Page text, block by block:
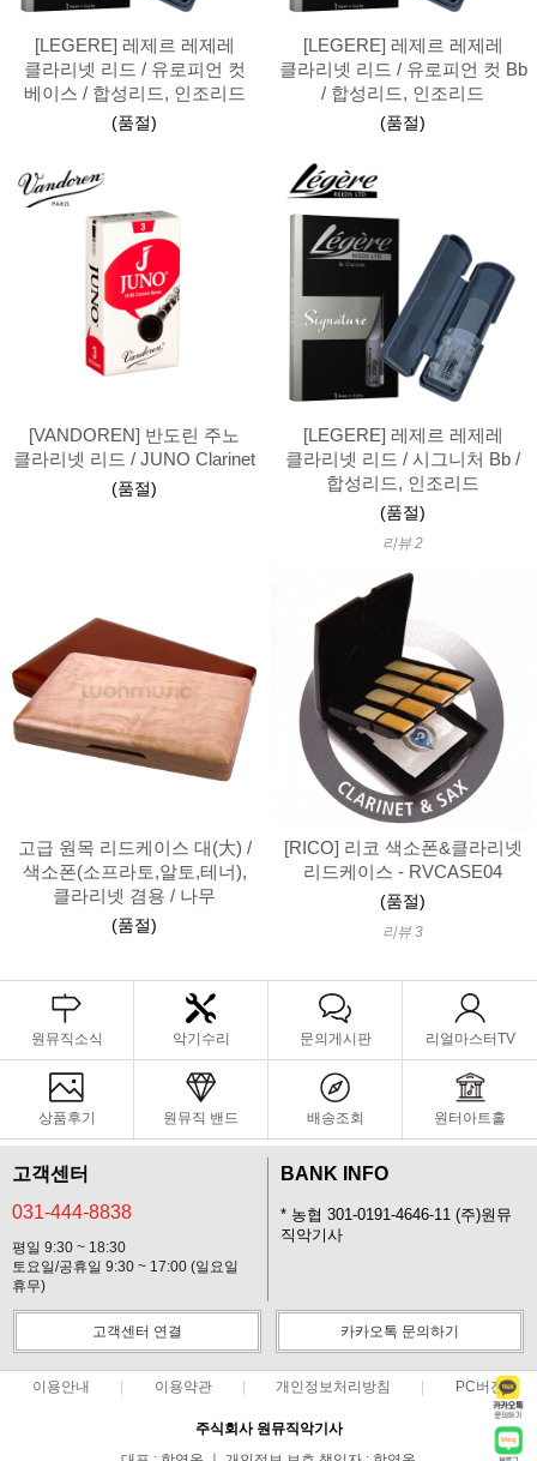
[LEGERE] 레제르 레제레
클라리넷 리드 / 유로피언 컷
베이스 / 합성리드, 인조리드
(품절)
[LEGERE] 레제르 레제레
클라리넷 리드 / 유로피언 컷 Bb
/ 합성리드, 인조리드
(품절)
[VANDOREN] 반도린 주노
클라리넷 리드 / JUNO Clarinet
(품절)
[LEGERE] 레제르 레제레
클라리넷 리드 / 시그니처 Bb /
합성리드, 인조리드
(품절)
리뷰 2
고급 원목 리드케이스 대(大) /
색소폰(소프라토,알토,테너),
클라리넷 겸용 / 나무
(품절)
[RICO] 리코 색소폰&클라리넷
리드케이스 - RVCASE04
(품절)
리뷰 3
원뮤직소식 악기수리 문의게시판 리얼마스터TV
상품후기 원뮤직 밴드 배송조회 원터아트홀
고객센터
031-444-8838
평일 9:30 ~ 18:30
토요일/공휴일 9:30 ~ 17:00 (일요일
휴무)
BANK INFO
* 농협 301-0191-4646-11 (주)원뮤
직악기사
고객센터 연결 카카오톡 문의하기
이용안내 이용약관 개인정보처리방침 PC버전
주식회사 원뮤직악기사